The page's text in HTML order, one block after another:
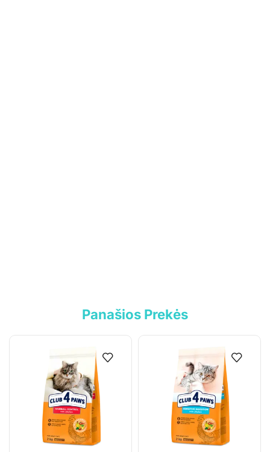
Panašios Prekės
Pirkimo-pardavimo taisyklės
Privatumo politika
Pristatymo sąlygos
Klientams
Mano paskyra
Siuntos sekimas